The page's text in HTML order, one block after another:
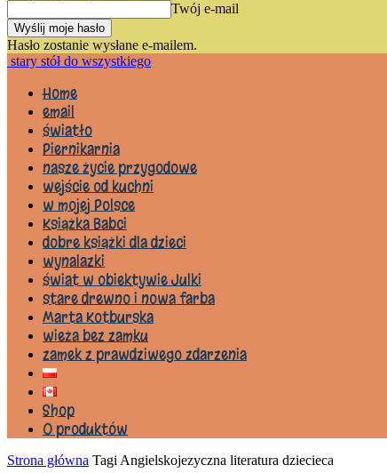
Twój e-mail
Hasło zostanie wysłane e-mailem.
stary stół do wszystkiego
Home
email
światło
Piernikarnia
nasze życie przygodowe
wejście od kuchni
w mojej Polsce
Książka Babci
dobre książki dla dzieci
wynalazki
świat w obiektywie Julki
stare drewno i nowa farba
Marta Kotburska
wieża bez zamku
zamek z prawdziwego zdarzenia
Shop
0 produktów
Strona główna Tagi Angielskojezyczna literatura dziecieca